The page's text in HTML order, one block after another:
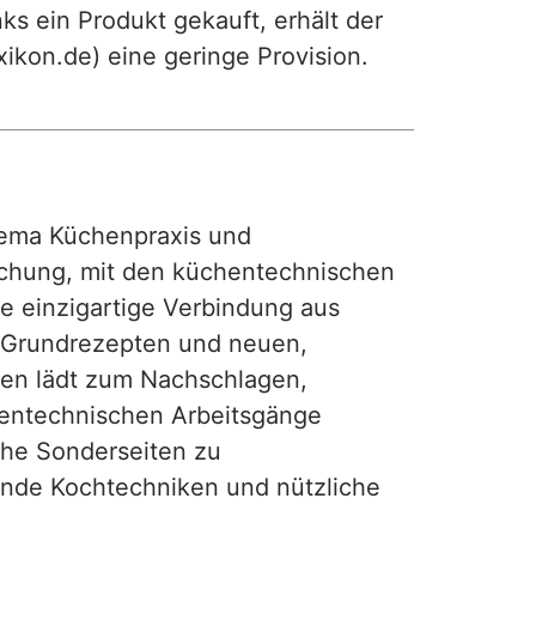
ein Produkt gekauft, erhält der
eine geringe Provision.
Küchenpraxis und
mit den küchentechnischen
einzigartige Verbindung aus
und neuen,
lädt zum Nachschlagen,
Arbeitsgänge
Sonderseiten zu
Kochtechniken und nützliche